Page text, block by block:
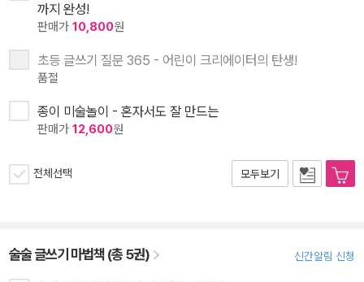
까지 완성!
판매가 10,800원
초등 글쓰기 질문 365 - 어린이 크리에이터의 탄생!
품절
종이 미술놀이 - 혼자서도 잘 만드는
판매가 12,600원
전체선택 모두보기
술술 글쓰기 마법책 (총 5권) 신간알림 신청